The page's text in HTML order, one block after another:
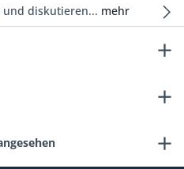
und diskutieren... mehr